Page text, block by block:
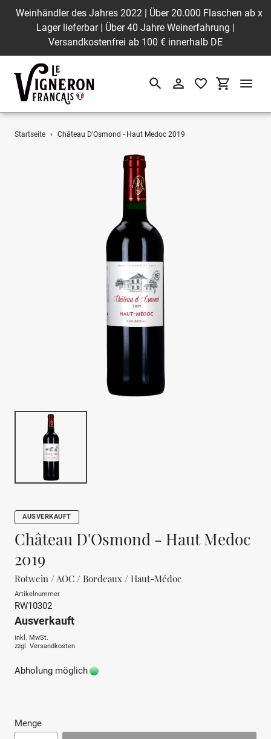
Direkt
Weinhändler des Jahres 2022 | Über 20.000 Flaschen ab
Lager lieferbar | Über 40 Jahre Weinerfahrung |
Versandkostenfrei ab 100 € innerhalb DE
x
SuchenEinloggen
Startseite › Château D'Osmond - Haut Medoc 2019
AUSVERKAUFT
Château D'Osmond - Haut Medoc
2019
Rotwein / AOC / Bordeaux / Haut-Médoc
Artikelnummer
RW10302
Ausverkauft
inkl. MwSt.
zzgl. Versandkosten
Abholung möglich
Menge